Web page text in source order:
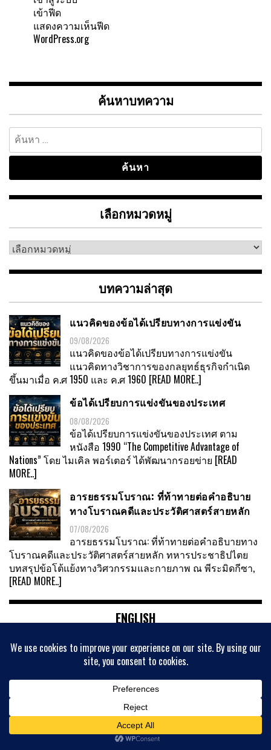
เข้าฟีด
แสดงความเห็นฟีด
WordPress.org
ค้นหาบทความ
ค้นหา
สำหรับ:
เลือกหมวดหมู่
เลือก
หมู่
บทความล่าสุด
แนวคิดของข้อได้เปรียบทางการแข่งขัน
09/08/2026
แนวคิดของข้อได้เปรียบทางการแข่งขัน
แนวคิดทางวิชาการของกลยุทธ์ธุรกิจกำเนิด
ขึ้นมาเมื่อ ค.ศ 1950 และ ค.ศ 1960 [READ MORE..]
ข้อได้เปรียบการแข่งขันของประเทศ
08/08/2026
ข้อได้เปรียบการแข่งขันของประเทศ ตาม
หนังสือ 1990 “The Competitive Advantage of
Nations” โดย ไมเคิล พอร์เตอร์ ได้พัฒนากรอยข่าย [READ
MORE..]
อารยธรรมโบราณ: ที่ท้าทายต่อคำอธิบาย
ทางโบราณคดีและประวัติศาสตร์สายหลัก
07/08/2026
อารยธรรมโบราณ: ที่ท้าทายต่อคำอธิบายทาง
โบราณคดีและประวัติศาสตร์สายหลัก ทหารประชาธิปไตย
บทสรุปข้อโต้แย้งทางวิศวกรรมและกายภาพ ณ พีระมิดกีซา,
[READ MORE..]
ENGLISH
ความตึงเครียดที่ทะเลบอลติก : อีกหนึ่งชนวน
สงครามโลก
BY ANONYMOUS01
โชว์บทความภาษาอังกฤษชิ้นแรก
BY ANONYMOUS01